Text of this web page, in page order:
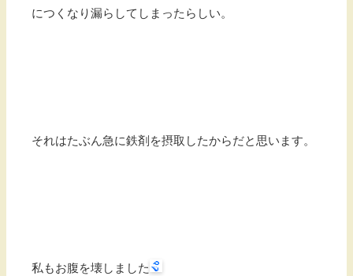
につくなり漏らしてしまったらしい。
それはたぶん急に鉄剤を摂取したからだと思います。
私もお腹を壊しました